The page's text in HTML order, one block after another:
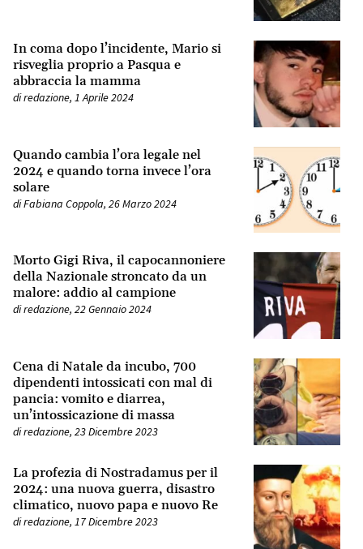
In coma dopo l’incidente, Mario si
risveglia proprio a Pasqua e
abbraccia la mamma
diredazione, 1 Aprile 2024
Quando cambia l’ora legale nel
2024 e quando torna invece l’ora
solare
diFabiana Coppola, 26 Marzo 2024
Morto Gigi Riva, il capocannoniere
della Nazionale stroncato da un
malore: addio al campione
diredazione, 22 Gennaio 2024
Cena di Natale da incubo, 700
dipendenti intossicati con mal di
pancia: vomito e diarrea,
un’intossicazione di massa
diredazione, 23 Dicembre 2023
La profezia di Nostradamus per il
2024: una nuova guerra, disastro
climatico, nuovo papa e nuovo Re
diredazione, 17 Dicembre 2023